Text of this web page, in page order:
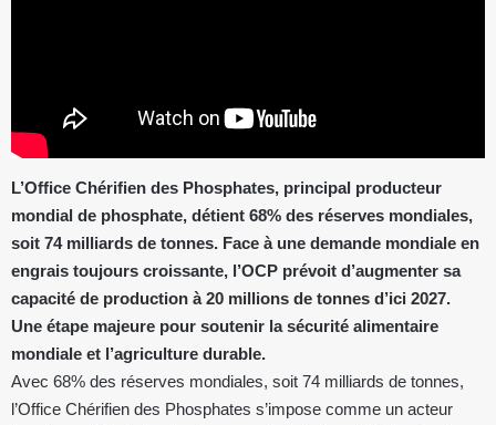
L’Office Chérifien des Phosphates, principal producteur
mondial de phosphate, détient 68% des réserves mondiales,
soit 74 milliards de tonnes. Face à une demande mondiale en
engrais toujours croissante, l’OCP prévoit d’augmenter sa
capacité de production à 20 millions de tonnes d’ici 2027.
Une étape majeure pour soutenir la sécurité alimentaire
mondiale et l’agriculture durable.
Avec 68% des réserves mondiales, soit 74 milliards de tonnes,
l’Office Chérifien des Phosphates s’impose comme un acteur